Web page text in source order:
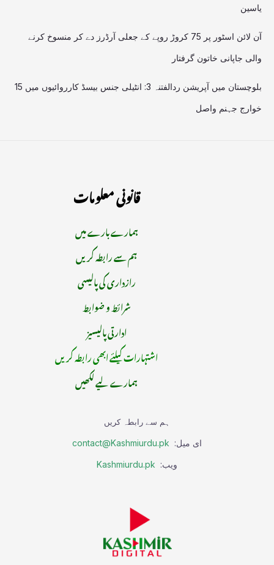
یاسین
آن لائن اسٹور پر 75 کروڑ روپے کے جعلی آرڈرز دے کر منسوخ کرنے
والی جاپانی خاتون گرفتار
بلوچستان میں آپریشن ردالفتنہ 3: انٹیلی جنس بیسڈ کارروائیوں میں 15
خوارج جہنم واصل
قانونی معلومات
ہمارے بارے میں
ہم سے رابطہ کریں
رازداری کی پالیسی
شرائط و ضوابط
ادارتی پالیسیز
اشتہارات کیلئے ابھی رابطہ کریں
ہمارے لیے لکھیں
ہم سے رابطہ کریں
ای میل: contact@Kashmiurdu.pk
ویب: Kashmiurdu.pk